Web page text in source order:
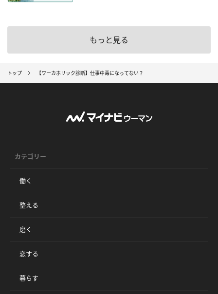
もっと見る
トップ 【ワーカホリック診断】仕事中毒になってない？
カテゴリー
働く
整える
磨く
恋する
暮らす